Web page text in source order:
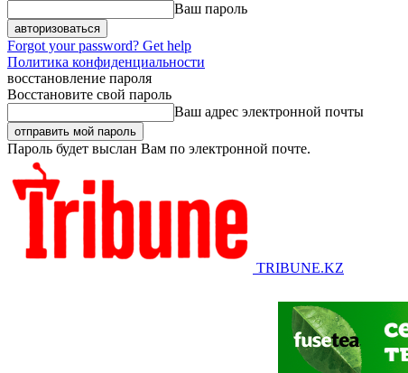
Ваш пароль
Forgot your password? Get help
Политика конфиденциальности
восстановление пароля
Восстановите свой пароль
Ваш адрес электронной почты
Пароль будет выслан Вам по электронной почте.
TRIBUNE.KZ